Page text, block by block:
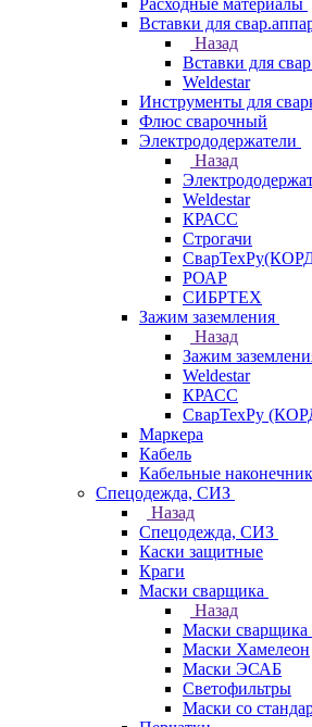
Расходные материалы
Вставки для
Назад
Вставки для
Weldestar
Инструменты для
Флюс сварочный
Электрододержатели
Назад
Weldestar
КРАСС
Строгачи
РОАР
СИБРТЕХ
Зажим заземления
Назад
Зажим
Weldestar
КРАСС
СварТехРу
Маркера
Кабель
Кабельные
Спецодежда, СИЗ
Назад
Спецодежда, СИЗ
Каски защитные
Краги
Маски сварщика
Назад
Маски сварщика
Маски Хамелеон
Маски ЭСАБ
Светофильтры
Маски со